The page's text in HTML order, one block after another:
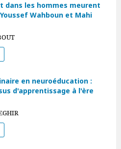
dans les hommes meurent
Wahboun et Mahi
en neuroéducation :
d'apprentissage à l'ère